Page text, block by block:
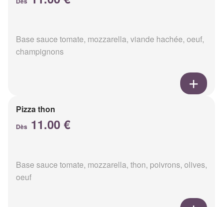
Base sauce tomate, mozzarella, viande hachée, oeuf,
champignons
Pizza thon
Dès 11.00 €
Base sauce tomate, mozzarella, thon, poivrons, olives,
oeuf